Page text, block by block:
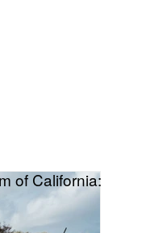
of California: